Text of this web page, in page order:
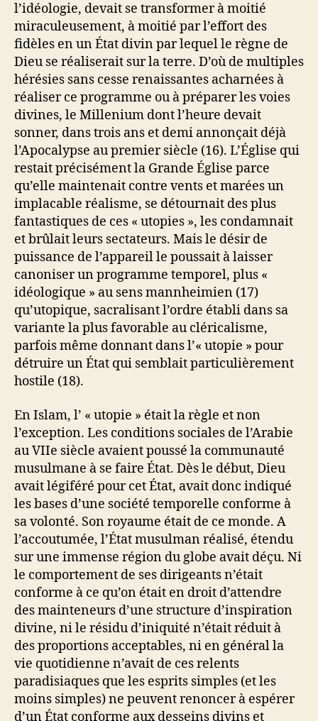
l’idéologie, devait se transformer à moitié
miraculeusement, à moitié par l’effort des
fidèles en un État divin par lequel le règne de
Dieu se réaliserait sur la terre. D’où de multiples
hérésies sans cesse renaissantes acharnées à
réaliser ce programme ou à préparer les voies
divines, le Millenium dont l’heure devait
sonner, dans trois ans et demi annonçait déjà
l’Apocalypse au premier siècle (16). L’Église qui
restait précisément la Grande Église parce
qu’elle maintenait contre vents et marées un
implacable réalisme, se détournait des plus
fantastiques de ces « utopies », les condamnait
et brûlait leurs sectateurs. Mais le désir de
puissance de l’appareil le poussait à laisser
canoniser un programme temporel, plus «
idéologique » au sens mannheimien (17)
qu’utopique, sacralisant l’ordre établi dans sa
variante la plus favorable au cléricalisme,
parfois même donnant dans l’« utopie » pour
détruire un État qui semblait particulièrement
hostile (18).
En Islam, l’ « utopie » était la règle et non
l’exception. Les conditions sociales de l’Arabie
au VIIe siècle avaient poussé la communauté
musulmane à se faire État. Dès le début, Dieu
avait légiféré pour cet État, avait donc indiqué
les bases d’une société temporelle conforme à
sa volonté. Son royaume était de ce monde. A
l’accoutumée, l’État musulman réalisé, étendu
sur une immense région du globe avait déçu. Ni
le comportement de ses dirigeants n’était
conforme à ce qu’on était en droit d’attendre
des mainteneurs d’une structure d’inspiration
divine, ni le résidu d’iniquité n’était réduit à
des proportions acceptables, ni en général la
vie quotidienne n’avait de ces relents
paradisiaques que les esprits simples (et les
moins simples) ne peuvent renoncer à espérer
d’un État conforme aux desseins divins et